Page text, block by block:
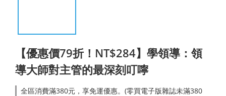
【優惠價79折！NT$284】學領導：領
導大師對主管的最深刻叮嚀
全區消費滿380元，享免運優惠。(零買電子版雜誌未滿380